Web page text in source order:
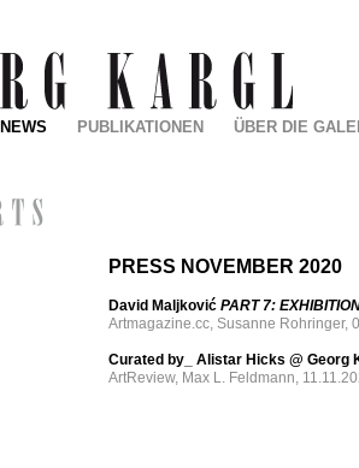
PRESS NOVEMBER 2020
David Maljković PART 7:
Artmagazine.cc, Susanne Rohringer,
Curated by_ Alistar Hicks @ Georg
ArtReview, Max L. Feldmann,
NEWS PUBLIKATIONEN ÜBER DIE